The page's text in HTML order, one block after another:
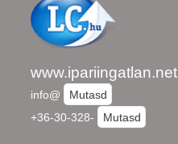
www.ipariingatlan.net
info@
Mutasd
+36-30-328-
Mutasd